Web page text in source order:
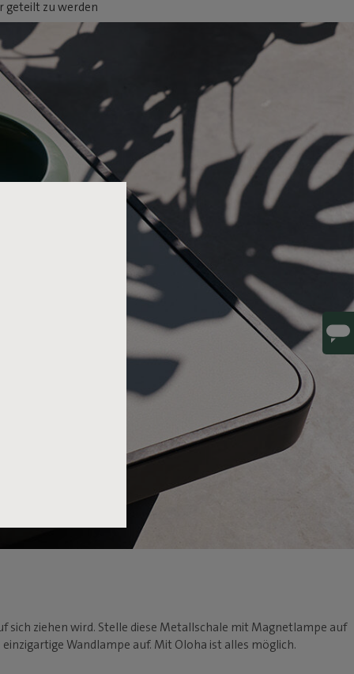
geteilt zu werden
sich ziehen wird. Stelle diese Metallschale mit Magnetlampe auf
Wandlampe auf. Mit Oloha ist alles möglich.